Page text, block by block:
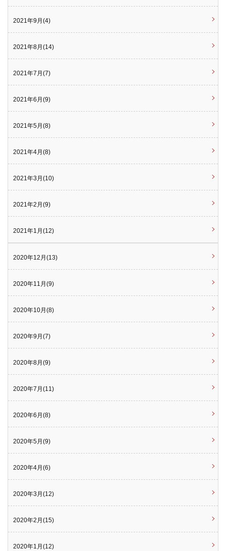
2021年9月(4)
2021年8月(14)
2021年7月(7)
2021年6月(9)
2021年5月(8)
2021年4月(8)
2021年3月(10)
2021年2月(9)
2021年1月(12)
2020年12月(13)
2020年11月(9)
2020年10月(8)
2020年9月(7)
2020年8月(9)
2020年7月(11)
2020年6月(8)
2020年5月(9)
2020年4月(6)
2020年3月(12)
2020年2月(15)
2020年1月(12)